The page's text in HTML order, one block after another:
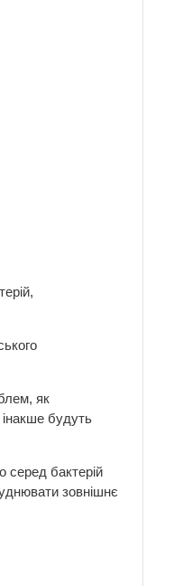
як
будуть
серед бактерій
зовнішнє